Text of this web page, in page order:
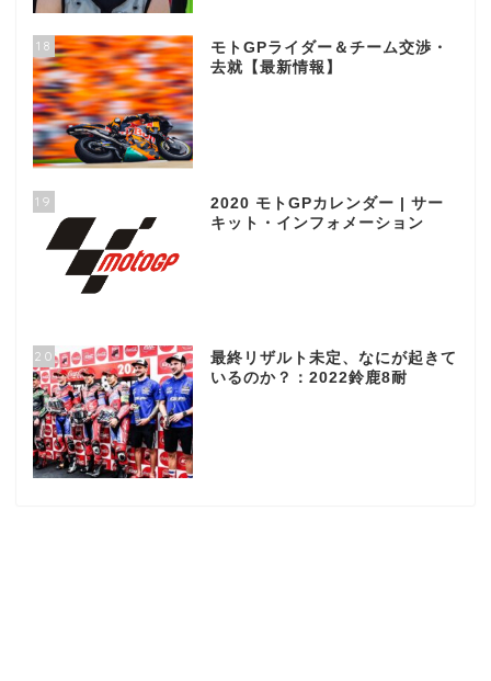
18
モトGPライダー＆チーム交渉・
去就【最新情報】
19
2020 モトGPカレンダー | サー
キット・インフォメーション
20
最終リザルト未定、なにが起きて
いるのか？：2022鈴鹿8耐